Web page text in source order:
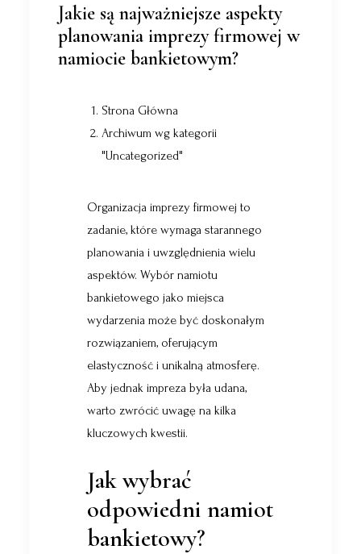
Jakie są najważniejsze aspekty
planowania imprezy firmowej w
namiocie bankietowym?
Strona Główna
Archiwum wg kategorii
"Uncategorized"
Organizacja imprezy firmowej to
zadanie, które wymaga starannego
planowania i uwzględnienia wielu
aspektów. Wybór namiotu
bankietowego jako miejsca
wydarzenia może być doskonałym
rozwiązaniem, oferującym
elastyczność i unikalną atmosferę.
Aby jednak impreza była udana,
warto zwrócić uwagę na kilka
kluczowych kwestii.
Jak wybrać
odpowiedni namiot
bankietowy?